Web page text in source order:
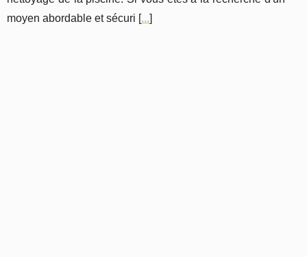
moyen abordable et sécuri [...]